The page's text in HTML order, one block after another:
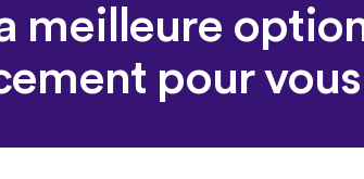
meilleure
pour vous